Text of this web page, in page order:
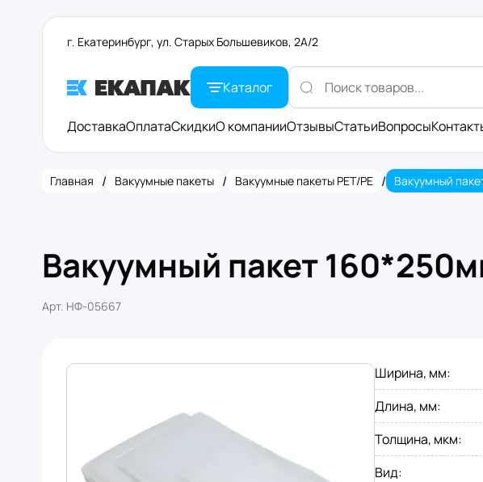
г. Екатеринбург, ул. Старых Большевиков, 2А/2
Каталог
ДоставкаОплатаСкидкиО компанииОтзывыСтатьиВопросы
Главная / Вакуумные пакеты / Вакуумные пакеты PET/PE /
Вакуумный пакет
Арт. НФ-05667
Ширина, мм:
Длина, мм:
Толщина, мкм:
Вид: